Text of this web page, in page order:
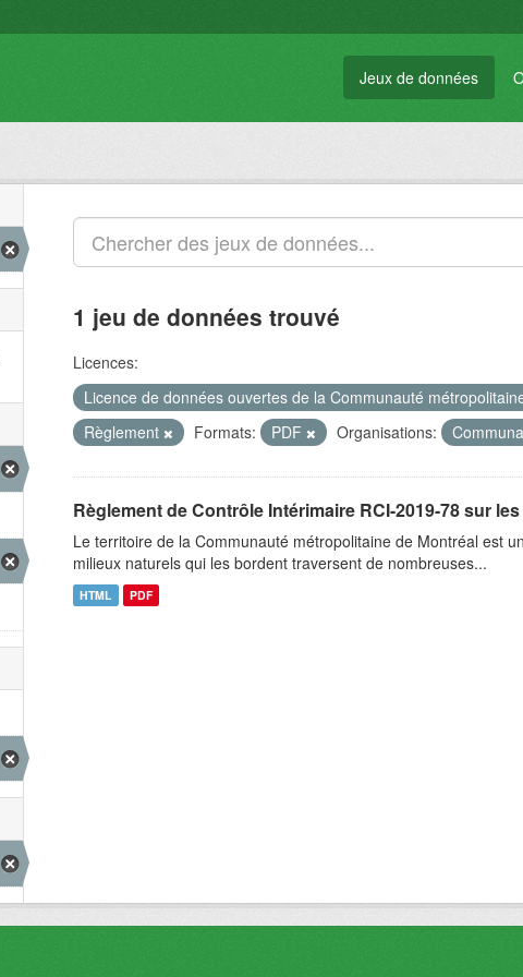
Jeux de données
1 jeu de données trouvé
Licences:
Licence de données ouvertes de la Communauté
Règlement
Formats: PDF Organisations:
Règlement de Contrôle Intérimaire RCI-2019-78 sur
Le territoire de la Communauté métropolitaine de Montréal est
milieux naturels qui les bordent traversent de nombreuses...
HTML PDF